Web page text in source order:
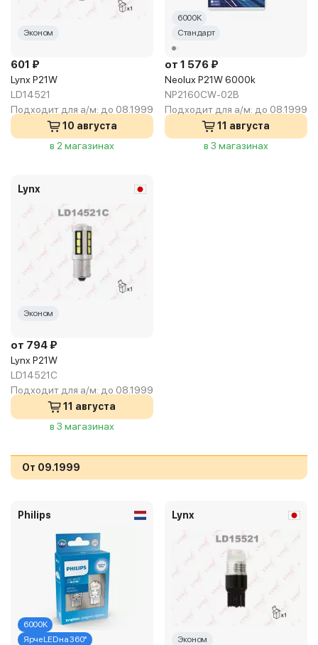
Эконом
601 ₽
Lynx P21W
LD14521
Подходит для а/м: до 08.1999
10 августа
в 2 магазинах
6000K
Стандарт
от 1 576 ₽
Neolux P21W 6000k
NP2160CW-02B
Подходит для а/м: до 08.1999
11 августа
в 3 магазинах
Lynx
Эконом
от 794 ₽
Lynx P21W
LD14521C
Подходит для а/м: до 08.1999
11 августа
в 3 магазинах
От 09.1999
Philips
6000K
Ярче LED на 360°
Lynx
Эконом